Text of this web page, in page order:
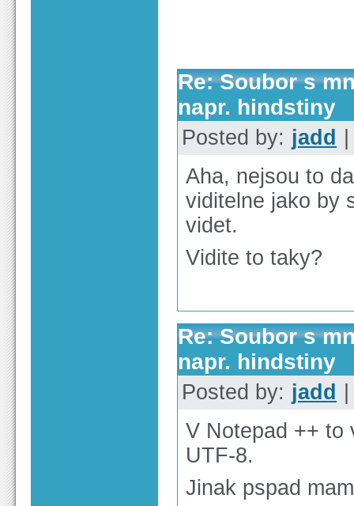
Re: Soubor s
napr. hindstiny
Posted by: jadd
Aha, nejsou to
viditelne jako by
videt.
Vidite to taky?
Re: Soubor s
napr. hindstiny
Posted by: jadd
V Notepad ++ to
UTF-8.
Jinak pspad